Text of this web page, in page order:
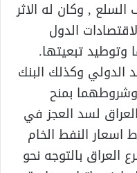
السلع , وكان له الاثر
الدول
وتوطيد تبعيتها.
الدولي وكذلك البنك
وشروطهما بمنح
لسد العجز في
اسعار النفط الخام
العراق بالتوجه نحو